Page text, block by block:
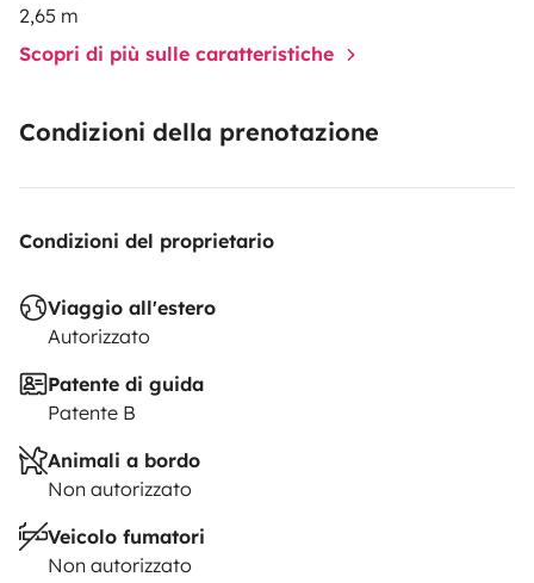
2,65 m
Scopri di più sulle caratteristiche
Condizioni della prenotazione
Condizioni del proprietario
Viaggio all'estero
Autorizzato
Patente di guida
Patente B
Animali a bordo
Non autorizzato
Veicolo fumatori
Non autorizzato